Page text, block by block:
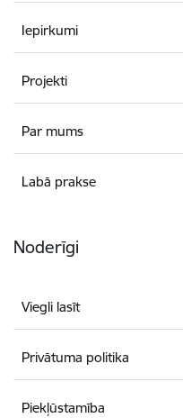
Iepirkumi
Projekti
Par mums
Labā prakse
Noderīgi
Viegli lasīt
Privātuma politika
Piekļūstamība